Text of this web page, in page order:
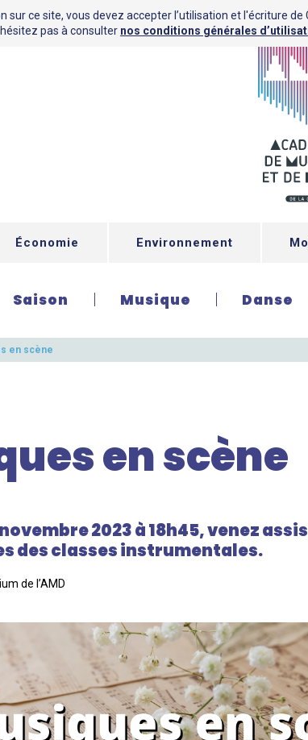
Économie Environnement
Saison Musique Danse
en scène
en scène
2023 à 18h45, venez
des classes instrumentales.
de l’AMD
sur ce site, vous devez accepter l’utilisation et l'écriture de
pas à consulter nos conditions générales